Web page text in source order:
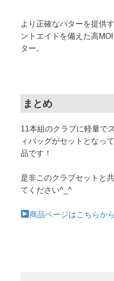
より正確なパターを提供
ントエイドを備えた高
ター。
まとめ
11本組のクラブに軽量で
ィバッグがセットとなっ
品です！
是非このクラブセットと
てください^_^
商品ページはこちらから